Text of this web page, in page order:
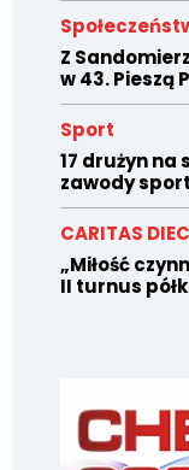
Z
w 43. Pieszą
Sport
17 drużyn
zawody
CARITAS
„Miłość
II turnus